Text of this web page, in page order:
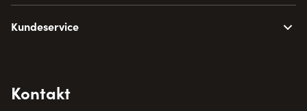
Kundeservice
Kontakt